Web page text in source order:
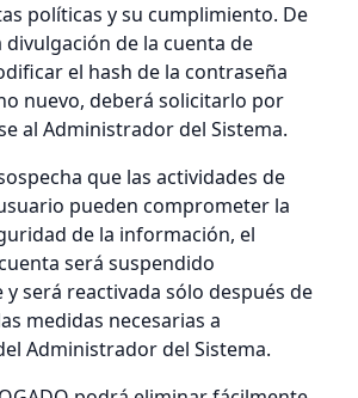
políticas y su cumplimiento. De
divulgación de la cuenta de
el hash de la contraseña
nuevo, deberá solicitarlo por
al Administrador del Sistema.
que las actividades de
pueden comprometer la
de la información, el
será suspendido
será reactivada sólo después de
medidas necesarias a
Administrador del Sistema.